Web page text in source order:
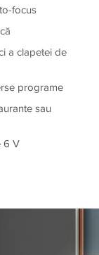
focus
a clapetei de
programe
sau
6 V